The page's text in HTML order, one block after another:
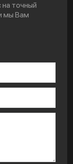
точный
мы Вам